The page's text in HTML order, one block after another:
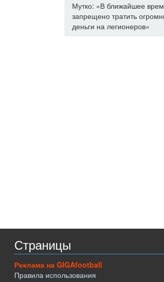
Мутко: «В ближайшее
запрещено тратить
деньги на легионеров»
Страницы
Реклама на GIGAfootball
Правила использования